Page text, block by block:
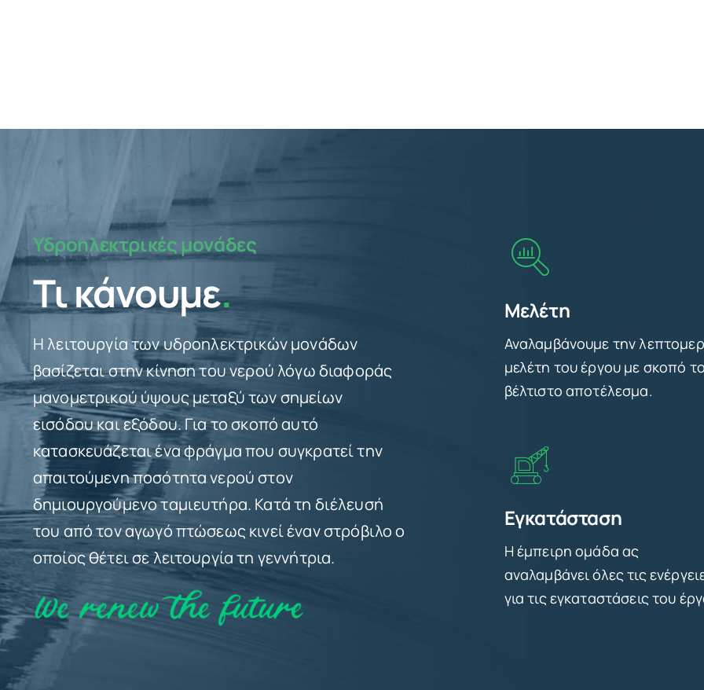
Υδροηλεκτρικές μονάδες
Τι κάνουμε.
Η λειτουργία των υδροηλεκτρικών μονάδων
βασίζεται στην κίνηση του νερού λόγω διαφοράς
μανομετρικού ύψους μεταξύ των σημείων
εισόδου και εξόδου. Για το σκοπό αυτό
κατασκευάζεται ένα φράγμα που συγκρατεί την
απαιτούμενη ποσότητα νερού στον
δημιουργούμενο ταμιευτήρα. Κατά τη διέλευσή
του από τον αγωγό πτώσεως κινεί έναν στρόβιλο ο
οποίος θέτει σε λειτουργία τη γεννήτρια.
Μελέτη
Αναλαμβάνουμε την
μελέτη του έργου με σκοπό
βέλτιστο αποτέλεσμα.
Εγκατάσταση
Η έμπειρη ομάδα ας
αναλαμβάνει όλες τις
για τις εγκαταστάσεις του